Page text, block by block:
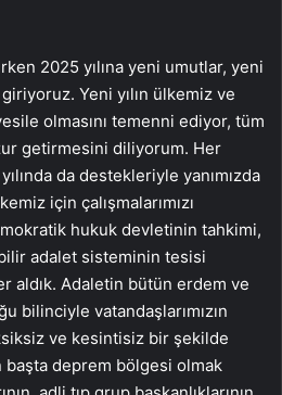
2025 yılına yeni umutlar, yeni
Yeni yılın ülkemiz ve
olmasını temenni ediyor, tüm
getirmesini diliyorum. Her
da destekleriyle yanımızda
için çalışmalarımızı
hukuk devletinin tahkimi,
adalet sisteminin tesisi
aldık. Adaletin bütün erdem ve
bilinciyle vatandaşlarımızın
ve kesintisiz bir şekilde
başta deprem bölgesi olmak